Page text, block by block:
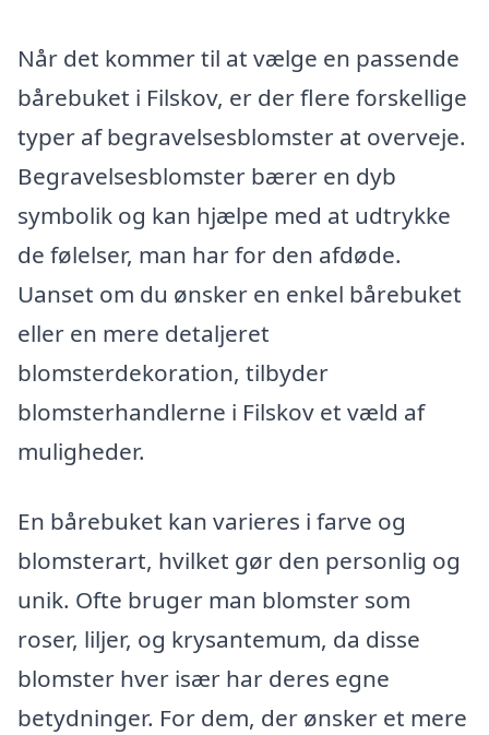
Når det kommer til at vælge en passende
bårebuket i Filskov, er der flere forskellige
typer af begravelsesblomster at overveje.
Begravelsesblomster bærer en dyb
symbolik og kan hjælpe med at udtrykke
de følelser, man har for den afdøde.
Uanset om du ønsker en enkel bårebuket
eller en mere detaljeret
blomsterdekoration, tilbyder
blomsterhandlerne i Filskov et væld af
muligheder.
En bårebuket kan varieres i farve og
blomsterart, hvilket gør den personlig og
unik. Ofte bruger man blomster som
roser, liljer, og krysantemum, da disse
blomster hver især har deres egne
betydninger. For dem, der ønsker et mere